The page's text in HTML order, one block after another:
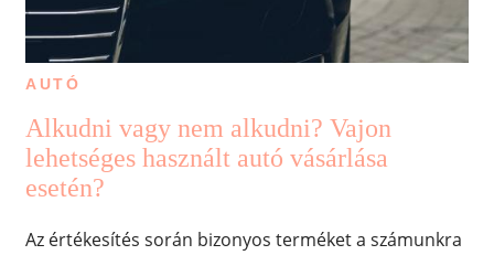
AUTÓ
Alkudni vagy nem alkudni? Vajon
lehetséges használt autó vásárlása
esetén?
Az értékesítés során bizonyos terméket a számunkra